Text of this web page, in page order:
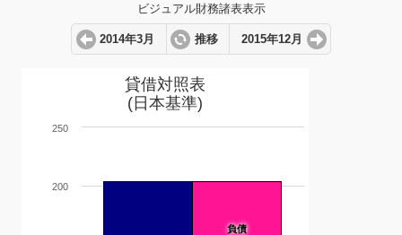
ビジュアル財務諸表表示
2014年3月 推移 2015年12月
貸借対照表
(日本基準)
負債
200
250